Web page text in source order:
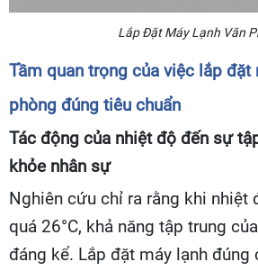
Lắp Đặt Máy Lạnh Văn
Tầm quan trọng của việc lắp đặt
phòng đúng tiêu chuẩn
Tác động của nhiệt độ đến sự
khỏe nhân sự
Nghiên cứu chỉ ra rằng khi nhiệt
quá 26°C, khả năng tập trung
đáng kể. Lắp đặt máy lạnh đúng